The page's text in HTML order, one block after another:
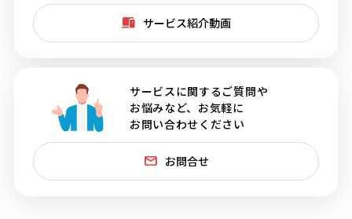
サービス紹介動画
サービスに関するご質問や
お悩みなど、お気軽に
お問い合わせください
お問合せ